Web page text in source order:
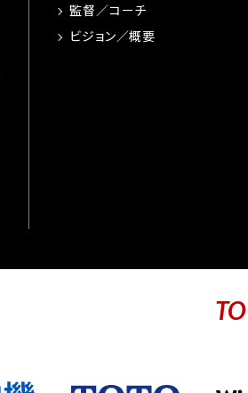
監督／コーチ
ビジョン／概要